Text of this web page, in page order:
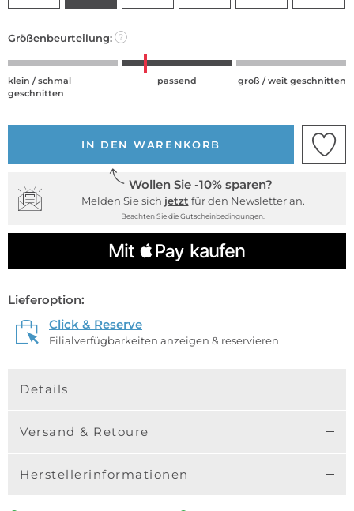
Größenbeurteilung: ?
klein / schmal
geschnitten
passend groß / weit geschnitten
IN DEN WARENKORB
Wollen Sie -10% sparen?
Melden Sie sich jetzt für den Newsletter an.
Beachten Sie die Gutscheinbedingungen.
Lieferoption:
Click & Reserve
Filialverfügbarkeiten anzeigen & reservieren
Details
Versand & Retoure
Herstellerinformationen